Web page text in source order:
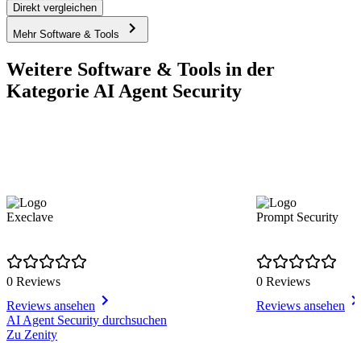
Direkt vergleichen
Mehr Software & Tools
Weitere Software & Tools in der
Kategorie AI Agent Security
Execlave
0 Reviews
Reviews ansehen
Prompt Security
0 Reviews
Reviews ansehen
Item
1
AI Agent Security durchsuchen
Zu Zenity